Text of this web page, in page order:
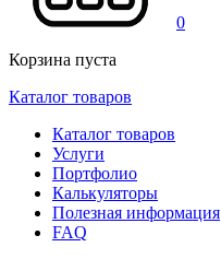
0
Корзина пуста
Каталог товаров
Каталог товаров
Услуги
Портфолио
Калькуляторы
Полезная информация
FAQ